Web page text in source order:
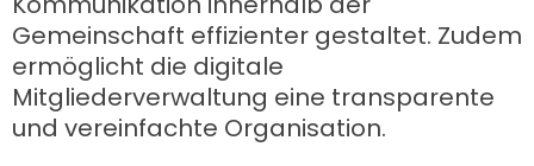
Gemeinschaft effizienter gestaltet. Zudem
ermöglicht die digitale
Mitgliederverwaltung eine transparente
und vereinfachte Organisation.